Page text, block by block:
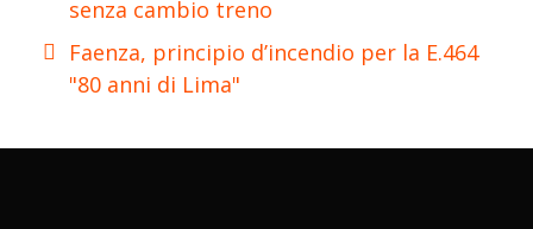
senza cambio treno
Faenza, principio d’incendio per la E.464
"80 anni di Lima"